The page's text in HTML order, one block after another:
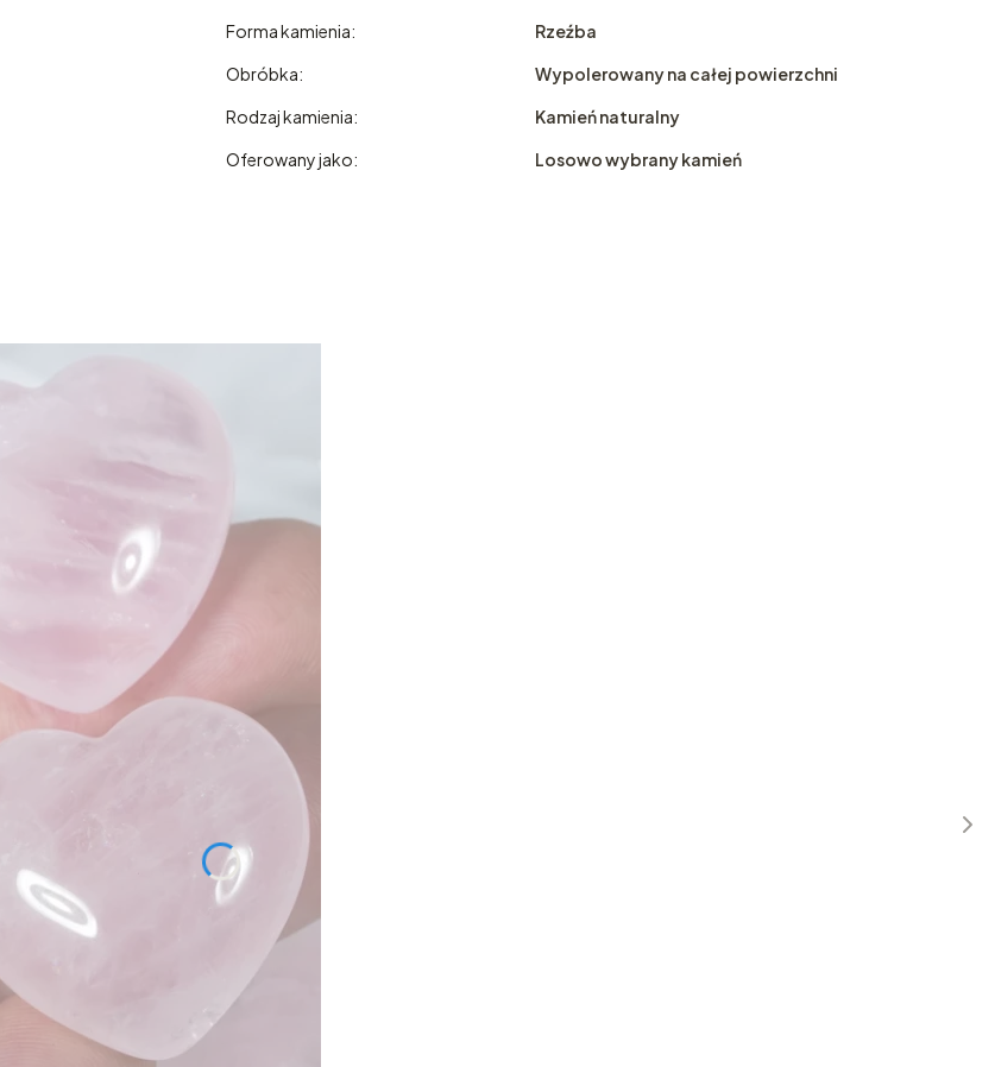
Forma kamienia:
Rzeźba
Obróbka:
Wypolerowany na całej powierzchni
Rodzaj kamienia:
Kamień naturalny
Oferowany jako:
Losowo wybrany kamień